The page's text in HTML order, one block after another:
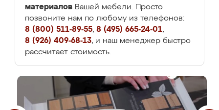
материалов Вашей мебели. Просто
позвоните нам по любому из телефонов:
8 (800) 511-89-55, 8 (495) 665-24-01,
8 (926) 409-68-13, и наш менеджер быстро
рассчитает стоимость.